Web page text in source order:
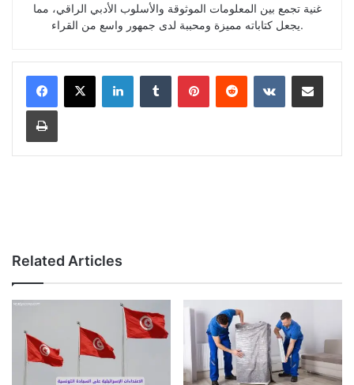
غنية تجمع بين المعلومات الموثوقة والأسلوب الأدبي الراقي، مما
يجعل كتاباته مميزة ومحببة لدى جمهور واسع من القراء.
LinkedInTumblr PinterestReddit VKontakteShare via Email
Print
Related Articles